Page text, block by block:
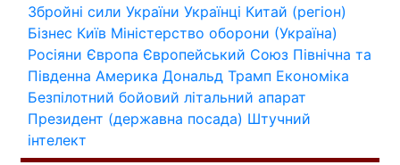
Збройні сили України Українці Китай (регіон)
Бізнес Київ Міністерство оборони (Україна)
Росіяни Європа Європейський Союз Північна та
Південна Америка Дональд Трамп Економіка
Безпілотний бойовий літальний апарат
Президент (державна посада) Штучний
інтелект